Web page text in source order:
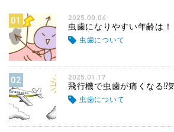
01 2025.09.04
虫歯になりやすい年齢は！
虫歯について
02 2025.01.17
飛行機で虫歯が痛くなる⁉
虫歯について